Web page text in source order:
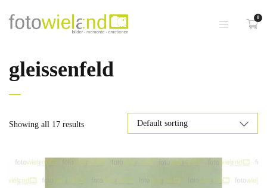
0
gleissenfeld
Showing all 17 results